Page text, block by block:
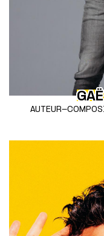
AUTEUR-